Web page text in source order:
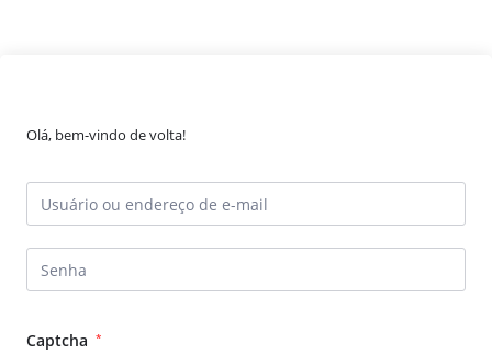
Olá, bem-vindo de volta!
Captcha *